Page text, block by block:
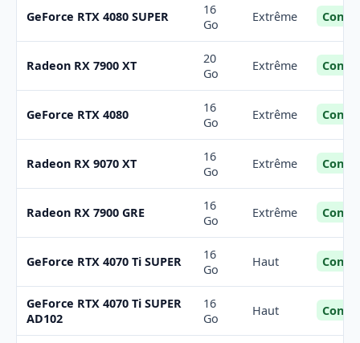
GeForce RTX 4080 SUPER
16
Go
Extrême
Radeon RX 7900 XT
20
Go
Extrême
GeForce RTX 4080
16
Go
Extrême
Radeon RX 9070 XT
16
Go
Extrême
Radeon RX 7900 GRE
16
Go
Extrême
GeForce RTX 4070 Ti SUPER
16
Go
Haut
GeForce RTX 4070 Ti SUPER
AD102
16
Go
Haut